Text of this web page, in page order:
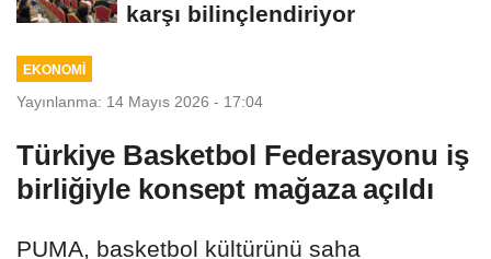
karşı bilinçlendiriyor
EKONOMİ
Yayınlanma: 14 Mayıs 2026 - 17:04
Türkiye Basketbol Federasyonu iş
birliğiyle konsept mağaza açıldı
PUMA, basketbol kültürünü saha